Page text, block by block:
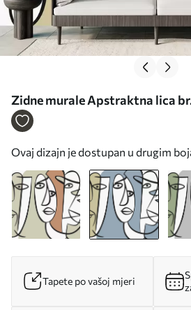
Zidne murale Apstraktna lica
Ovaj dizajn je dostupan u drugim
Tapete po vašoj mjeri